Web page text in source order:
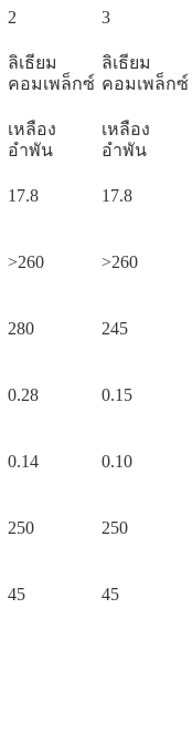
2 3
ลิเธียม
คอมเพล็กซ์
ลิเธียม
คอมเพล็กซ์
เหลือง
อำพัน
เหลือง
อำพัน
17.8 17.8
>260 >260
280 245
0.28 0.15
0.14 0.10
250 250
45 45